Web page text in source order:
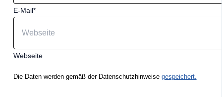
E-Mail*
Webseite
Die Daten werden gemäß der Datenschutzhinweise gespeichert.